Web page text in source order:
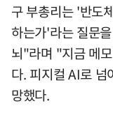
구 부총리는 '반도
하는가'라는 질문
뇌"라며 "지금 메
다. 피지컬 AI로 넘
망했다.